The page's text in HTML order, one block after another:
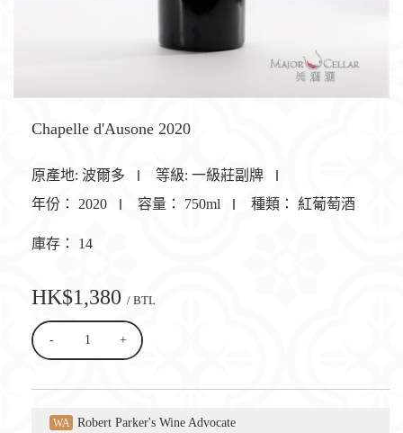
Chapelle d'Ausone 2020
原產地: 波爾多 等級: 一級莊副牌
年份： 2020 容量： 750ml 種類： 紅葡萄酒
庫存： 14
HK$1,380 / BTL
- +
WA Robert Parker's Wine Advocate